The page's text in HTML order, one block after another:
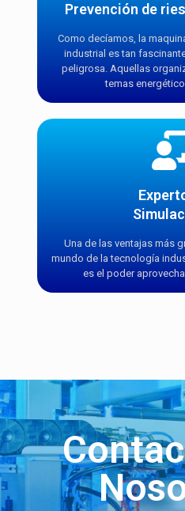
Prevención de
Como decíamos, la
industrial es tan
peligrosa. Aquellas
temas
Una de las ventajas más
mundo de la tecnología
es el poder